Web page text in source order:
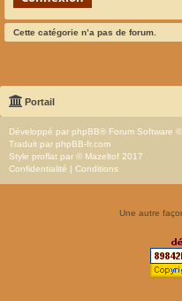
Cette catégorie n’a pas de forum.
Portail
Développé par phpBB® Forum Software
Traduit par phpBB-fr.com
Style proflat par © Mazeltof 2017
Confidentialité | Conditions
Une autre